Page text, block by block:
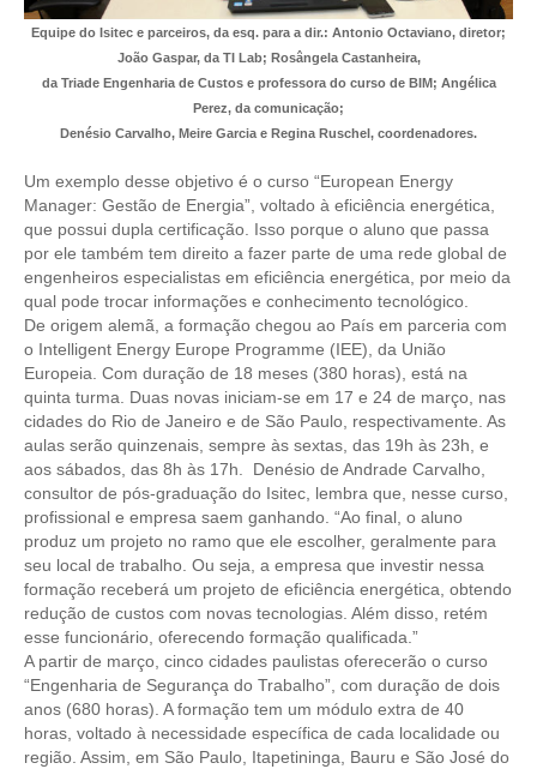
LEI 4.950-A/1966 – PISO SALARIAL
LEI 5.194/1966 – REGULAMENTAÇÃO DA PROFISSÃO
RES 1.002/2002 – CÓDIGO DE ÉTICA
HOMOLOGAÇÕES
PISO SALARIAL
FIQUE POR DENTRO
OPORTUNIDADES
APRESENTAÇÃO
EMPREGO E ESTÁGIO
CARREIRA
AUTÔNOMOS E SERVIÇOS
NEWSLETTER
GUIA DAS ENGENHARIAS
CONTATO
Equipe do Isitec e parceiros, da esq. para a dir.: Antonio Octaviano, diretor;
João Gaspar, da TI Lab; Rosângela Castanheira,
da Triade Engenharia de Custos e professora do curso de BIM; Angélica
Perez, da comunicação;
Denésio Carvalho, Meire Garcia e Regina Ruschel, coordenadores.
Um exemplo desse objetivo é o curso “European Energy
Manager: Gestão de Energia”, voltado à eficiência energética,
que possui dupla certificação. Isso porque o aluno que passa
por ele também tem direito a fazer parte de uma rede global de
engenheiros especialistas em eficiência energética, por meio da
qual pode trocar informações e conhecimento tecnológico.
De origem alemã, a formação chegou ao País em parceria com
o Intelligent Energy Europe Programme (IEE), da União
Europeia. Com duração de 18 meses (380 horas), está na
quinta turma. Duas novas iniciam-se em 17 e 24 de março, nas
cidades do Rio de Janeiro e de São Paulo, respectivamente. As
aulas serão quinzenais, sempre às sextas, das 19h às 23h, e
aos sábados, das 8h às 17h. Denésio de Andrade Carvalho,
consultor de pós-graduação do Isitec, lembra que, nesse curso,
profissional e empresa saem ganhando. “Ao final, o aluno
produz um projeto no ramo que ele escolher, geralmente para
seu local de trabalho. Ou seja, a empresa que investir nessa
formação receberá um projeto de eficiência energética, obtendo
redução de custos com novas tecnologias. Além disso, retém
esse funcionário, oferecendo formação qualificada.”
A partir de março, cinco cidades paulistas oferecerão o curso
“Engenharia de Segurança do Trabalho”, com duração de dois
anos (680 horas). A formação tem um módulo extra de 40
horas, voltado à necessidade específica de cada localidade ou
região. Assim, em São Paulo, Itapetininga, Bauru e São José do